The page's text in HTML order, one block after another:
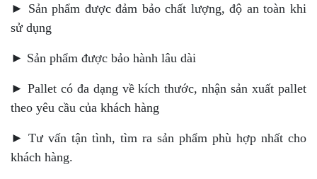
► Sản phẩm được đảm bảo chất lượng, độ an toàn khi
sử dụng
► Sản phẩm được bảo hành lâu dài
► Pallet có đa dạng về kích thước, nhận sản xuất pallet
theo yêu cầu của khách hàng
► Tư vấn tận tình, tìm ra sản phẩm phù hợp nhất cho
khách hàng.